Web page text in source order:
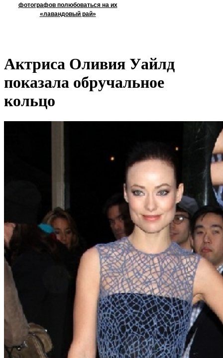
фотографов полюбоваться на их
«лавандовый рай»
Актриса Оливия Уайлд
показала обручальное
кольцо